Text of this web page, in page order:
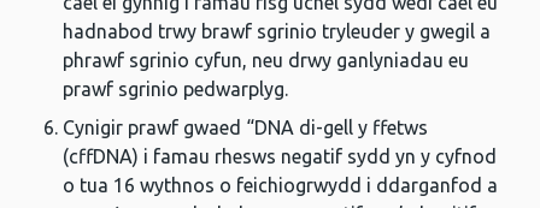
hadnabod trwy brawf sgrinio tryleuder y gwegil a
phrawf sgrinio cyfun, neu drwy ganlyniadau eu
prawf sgrinio pedwarplyg.
Cynigir prawf gwaed “DNA di-gell y ffetws
(cffDNA) i famau rhesws negatif sydd yn y cyfnod
o tua 16 wythnos o feichiogrwydd i ddarganfod a